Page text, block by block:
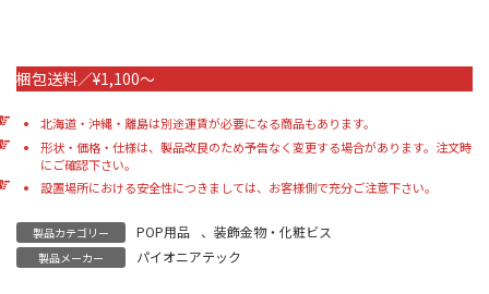
梱包送料／¥1,100～
北海道・沖縄・離島は別途運賃が必要になる商品もあります。
形状・価格・仕様は、製品改良のため予告なく変更する場合があります。注文時
にご確認下さい。
設置場所における安全性につきましては、お客様側で充分ご注意下さい。
製品カテゴリー POP用品 、 装飾金物・化粧ビス
製品メーカー パイオニアテック